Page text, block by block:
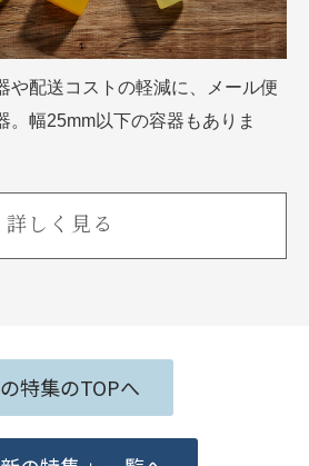
や配送コストの軽減に、メール便
。幅25mm以下の容器もありま
詳しく見る
特集のTOPへ